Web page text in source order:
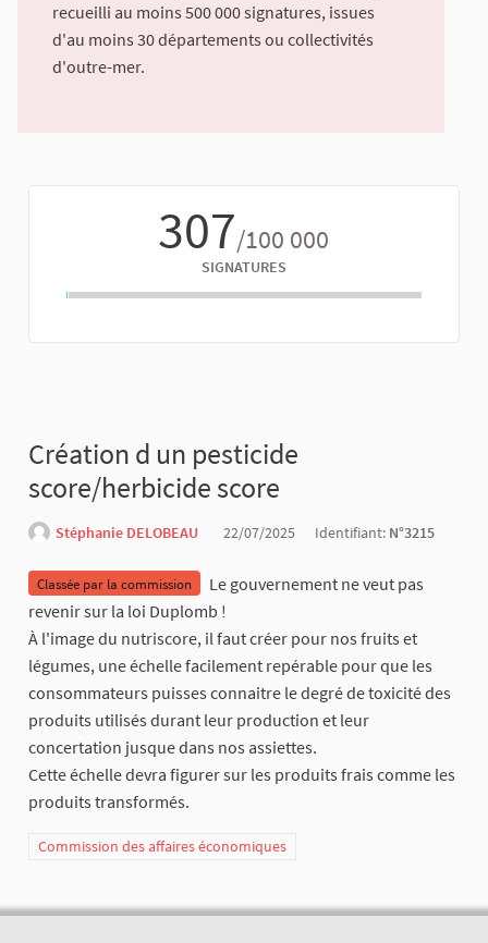
recueilli au moins 500 000 signatures, issues
d'au moins 30 départements ou collectivités
d'outre-mer.
307/100 000
SIGNATURES
Création d un pesticide
score/herbicide score
Stéphanie DELOBEAU 22/07/2025 Identifiant: N°3215
Classée par la commission
Le gouvernement ne veut pas
revenir sur la loi Duplomb !
À l'image du nutriscore, il faut créer pour nos fruits et
légumes, une échelle facilement repérable pour que les
consommateurs puisses connaitre le degré de toxicité des
produits utilisés durant leur production et leur
concertation jusque dans nos assiettes.
Cette échelle devra figurer sur les produits frais comme les
produits transformés.
Commission des affaires économiques